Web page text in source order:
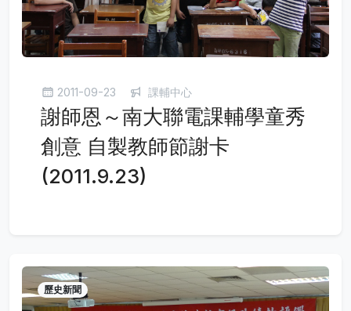
2011-09-23 課輔中心
謝師恩～南大聯電課輔學童秀
創意 自製教師節謝卡
(2011.9.23)
歷史新聞